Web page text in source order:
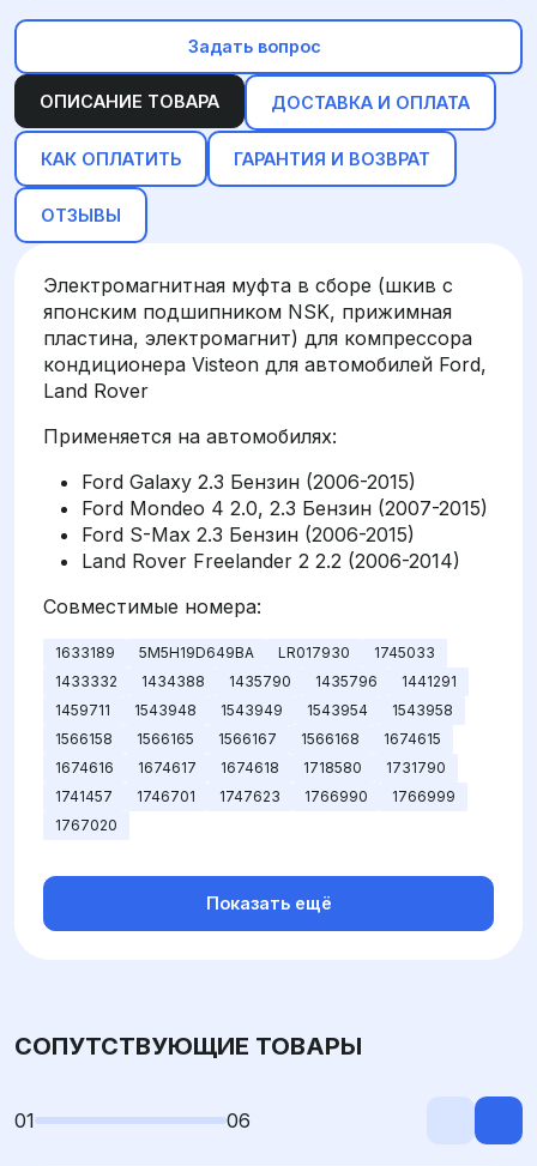
ОПИСАНИЕ ТОВАРА ДОСТАВКА И ОПЛАТА
КАК ОПЛАТИТЬ ГАРАНТИЯ И ВОЗВРАТ
ОТЗЫВЫ
Электромагнитная муфта в сборе (шкив с
японским подшипником NSK, прижимная
пластина, электромагнит) для компрессора
кондиционера Visteon для автомобилей Ford,
Land Rover
Применяется на автомобилях:
Ford Galaxy 2.3 Бензин (2006-2015)
Ford Mondeo 4 2.0, 2.3 Бензин (2007-2015)
Ford S-Max 2.3 Бензин (2006-2015)
Land Rover Freelander 2 2.2 (2006-2014)
Совместимые номера:
1633189 5M5H19D649BA LR017930
1745033
1433332
1434388 1435790 1435796
1441291
1459711
1543948 1543949 1543954
1543958
1566158
1566165 1566167 1566168
1674615
1674616
1674617 1674618 1718580
1731790
1741457
1746701 1747623 1766990
1766999
1767020
Показать ещё
Задать вопрос
СОПУТСТВУЮЩИЕ ТОВАРЫ
01 06